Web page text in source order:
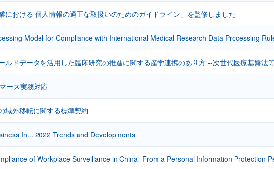
における 個人情報の適正な取扱いのためのガイドライン」を監修しました
Model for Compliance with International Medical Research Data Processing
ルドデータを活用した臨床研究の推進に関する産学連携のあり方 --次世代医療基盤法
ース実務対応
域外移転に関する標準契約
In... 2022 Trends and Developments
of Workplace Surveillance in China -From a Personal Information Protection